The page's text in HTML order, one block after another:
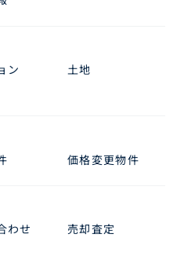
ン
土地
価格変更物件
わせ
売却査定